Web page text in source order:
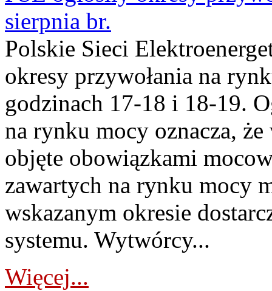
sierpnia br.
Polskie Sieci
okresy przywołania na
godzinach 17-18 i 18-19.
na rynku mocy oznacza,
objęte obowiązkami
zawartych na rynku mocy
wskazanym okresie
systemu. Wytwórcy...
Więcej...